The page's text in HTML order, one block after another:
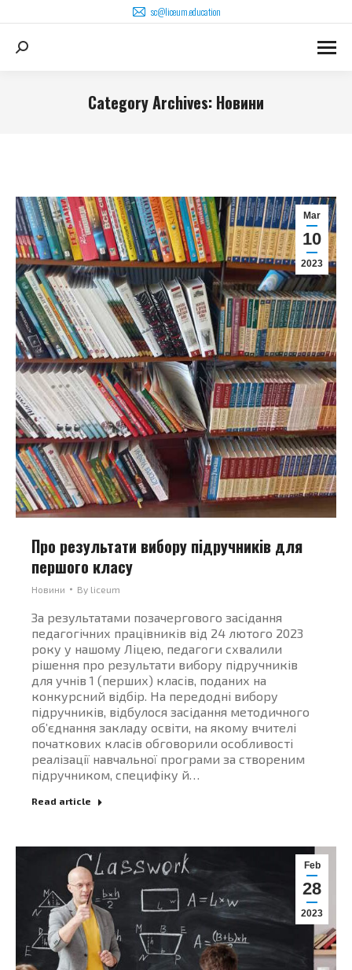
sc@liceum.education
Search:
Category Archives: Новини
Mar
10
2023
Про результати вибору підручників для
першого класу
Новини By liceum
За результатами позачергового засідання
педагогічних працівників від 24 лютого 2023
року у нашому Ліцею, педагоги схвалили
рішення про результати вибору підручників
для учнів 1 (перших) класів, поданих на
конкурсний відбір. На передодні вибору
підручників, відбулося засідання методичного
об’єднання закладу освіти, на якому вчителі
початкових класів обговорили особливості
реалізації навчальної програми за створеним
підручником, специфіку й…
Read article
Feb
28
2023